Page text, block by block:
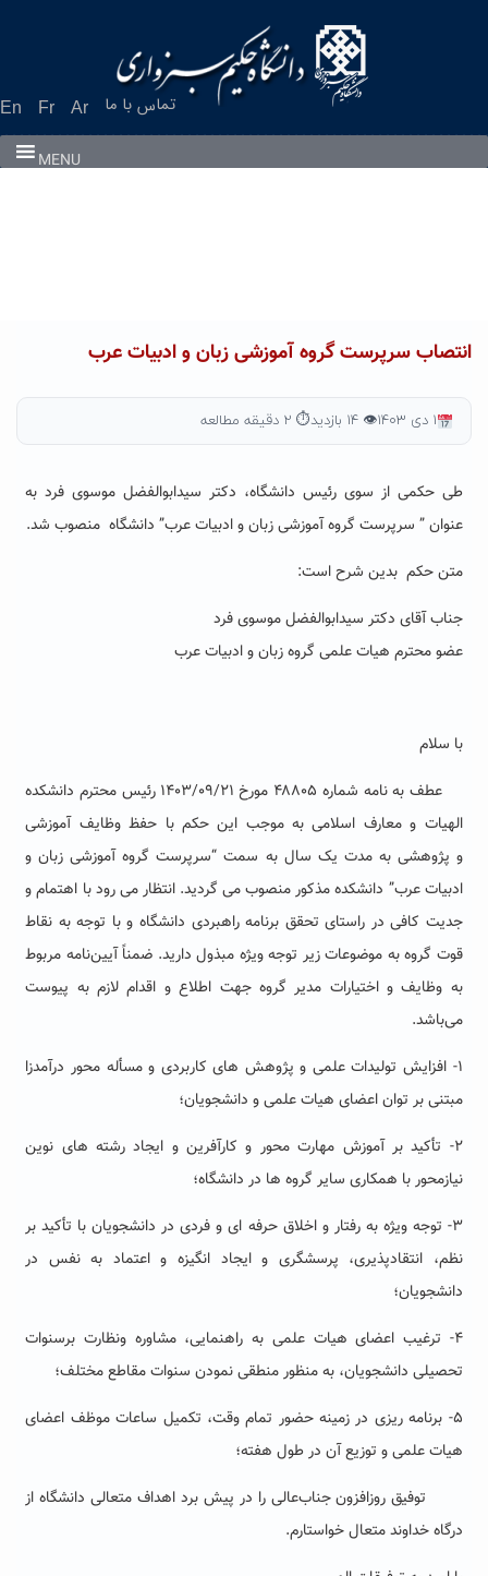
En Fr Ar تماس با ما
MENU
انتصاب سرپرست گروه آموزشی زبان و ادبیات عرب
۱ دی ۱۴۰۳ 👁 ۱۴ بازدید ⏱ ۲ دقیقه مطالعه
طی حکمی از سوی رئیس دانشگاه، دکتر سیدابوالفضل موسوی فرد به
عنوان ” سرپرست گروه آموزشی زبان و ادبیات عرب” دانشگاه منصوب شد.
متن حکم بدین شرح است:
جناب آقای دکتر سیدابوالفضل موسوی فرد
عضو محترم هیات علمی گروه زبان و ادبیات عرب
با سلام
عطف به نامه شماره ۴۸۸۰۵ مورخ ۱۴۰۳/۰۹/۲۱ رئیس محترم دانشکده
الهیات و معارف اسلامی به موجب این حکم با حفظ وظایف آموزشی
و پژوهشی به مدت یک سال به سمت “سرپرست گروه آموزشی زبان و
ادبیات عرب” دانشکده مذکور منصوب می گردید. انتظار می رود با اهتمام و
جدیت کافی در راستای تحقق برنامه راهبردی دانشگاه و با توجه به نقاط
قوت گروه به موضوعات زیر توجه ویژه مبذول دارید. ضمناً آیین‌نامه مربوط
به وظایف و اختیارات مدیر گروه جهت اطلاع و اقدام لازم به پیوست
می‌باشد.
۱- افزایش تولیدات علمی و پژوهش های کاربردی و مسأله محور درآمدزا
مبتنی بر توان اعضای هیات علمی و دانشجویان؛
۲- تأکید بر آموزش مهارت محور و کارآفرین و ایجاد رشته های نوین
نیازمحور با همکاری سایر گروه ها در دانشگاه؛
۳- توجه ویژه به رفتار و اخلاق حرفه ای و فردی در دانشجویان با تأکید بر
نظم، انتقادپذیری، پرسشگری و ایجاد انگیزه و اعتماد به نفس در
دانشجویان؛
۴- ترغیب اعضای هیات علمی به راهنمایی، مشاوره ونظارت برسنوات
تحصیلی دانشجویان، به منظور منطقی نمودن سنوات مقاطع مختلف؛
۵- برنامه ریزی در زمینه حضور تمام وقت، تکمیل ساعات موظف اعضای
هیات علمی و توزیع آن در طول هفته؛
توفیق روزافزون جناب‌عالی را در پیش برد اهداف متعالی دانشگاه از
درگاه خداوند متعال خواستارم.